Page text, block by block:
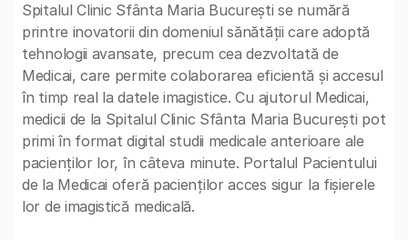
Spitalul Clinic Sfânta Maria București se numără
printre inovatorii din domeniul sănătății care adoptă
tehnologii avansate, precum cea dezvoltată de
Medicai, care permite colaborarea eficientă și accesul
în timp real la datele imagistice. Cu ajutorul Medicai,
medicii de la Spitalul Clinic Sfânta Maria București pot
primi în format digital studii medicale anterioare ale
pacienților lor, în câteva minute. Portalul Pacientului
de la Medicai oferă pacienților acces sigur la fișierele
lor de imagistică medicală.